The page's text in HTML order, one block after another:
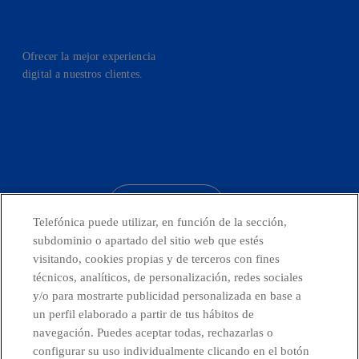
Ofrecer la mejor experiencia
digital a nuestros clientes.
Telefónica en redes sociales
Canal de Denuncias
Telefónica puede utilizar, en función de la sección,
subdominio o apartado del sitio web que estés
visitando, cookies propias y de terceros con fines
técnicos, analíticos, de personalización, redes sociales
y/o para mostrarte publicidad personalizada en base a
un perfil elaborado a partir de tus hábitos de
navegación. Puedes aceptar todas, rechazarlas o
configurar su uso individualmente clicando en el botón